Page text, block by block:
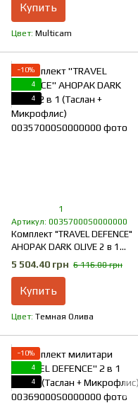
Купить
Цвет Multicam
−10%
4
4
1
Артикул: 00357000S0000000
Комплект "TRAVEL DEFENCE"
АНОРАК DARK OLIVE 2 в 1
(Таслан + Микрофлис)
5 504.40 грн 6 116.00 грн
Купить
Цвет Темная Олива
−10%
4
4